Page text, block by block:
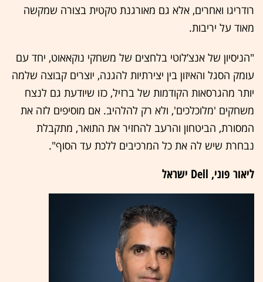
רודריגו ואחרים, אלא גם מאורגנת טקטית בצורה שמקשה
מאוד על יריבות.
"הניסיון של אנצ’לוטי בלחצים של משחקי נוקאאוט, יחד עם
עומק הסגל והאיזון בין יצירתיות להגנה, יוצרים קבוצה שלמה
יותר מהגרסאות הקודמות של ברזיל, כזו שיודעת גם לנצח
משחקים 'מלוכלכים', ולא רק להלהיב. אם מוסיפים לזה את
המסורת, הביטחון והרעב להחזיר את התואר, מתקבלת
נבחרת שיש לה את כל המרכיבים ללכת עד הסוף".
ליאור פוני, Dell ישראל